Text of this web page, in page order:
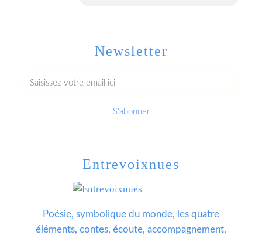
Newsletter
Entrevoixnues
Poésie, symbolique du monde, les quatre
éléments, contes, écoute, accompagnement,